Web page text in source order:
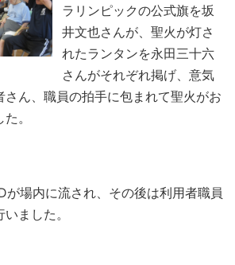
ラリンピックの公式旗を坂
井文也さんが、聖火が灯さ
れたランタンを永田三十六
さんがそれぞれ掲げ、意気
さん、職員の拍手に包まれて聖火がお
。
が場内に流され、その後は利用者職員
ました。